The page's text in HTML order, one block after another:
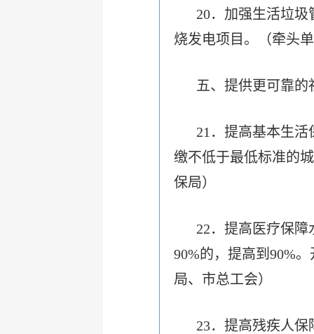
20．加强生活垃
烧发电项目。（牵头
五、提供更可靠的
21．提高基本生
缴不低于最低标准的
保局）
22．提高医疗保
90%的，提高到90%
局、市总工会）
23．提高残疾人